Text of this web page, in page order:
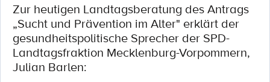
Zur heutigen Landtagsberatung des Antrags
„Sucht und Prävention im Alter" erklärt der
gesundheitspolitische Sprecher der SPD-
Landtagsfraktion Mecklenburg-Vorpommern,
Julian Barlen: